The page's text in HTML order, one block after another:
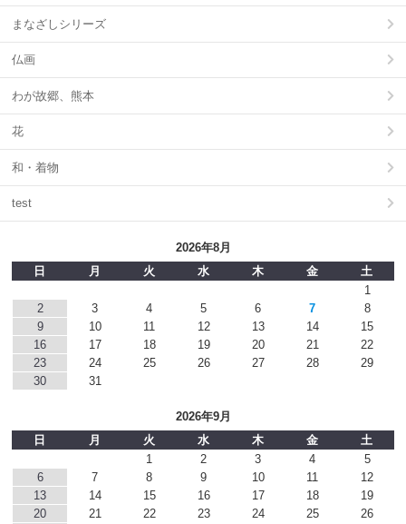
まなざしシリーズ
仏画
わが故郷、熊本
花
和・着物
test
2026年8月
日
月 火 水 木 金
土
1
2
3 4 5 6 7
8
9
10 11 12 13 14
15
16
17 18 19 20 21
22
23
24 25 26 27 28
29
30
31
2026年9月
日
月 火 水 木 金
土
1
2 3 4
5
6
7 8 9 10 11
12
13
14 15 16 17 18
19
20
21 22 23 24 25
26